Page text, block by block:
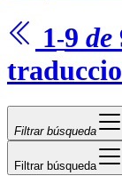
1-9 de
Filtrar búsqueda
Filtrar búsqueda